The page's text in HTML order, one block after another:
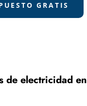
GRATIS
de electricidad